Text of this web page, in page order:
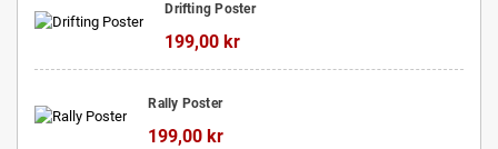
Drifting Poster
199,00 kr
Rally Poster
199,00 kr